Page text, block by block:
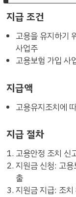
지급 조건
고용을 유지하기
사업주
고용보험 가입 사
지급액
고용유지조치에
지급 절차
고용안정 조치 신
지원금 신청: 고
출
지원금 지급: 조